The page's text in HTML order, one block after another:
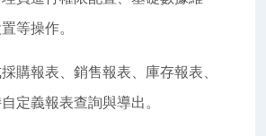
等操作。
購報表、銷售報表、庫存報表、
定義報表查詢與導出。